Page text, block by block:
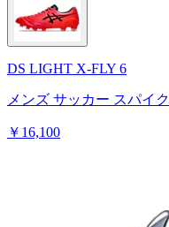
DS LIGHT X-FLY 6
メンズ サッカー スパイク
￥16,100